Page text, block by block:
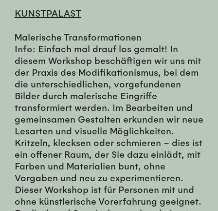
KUNSTPALAST
Malerische Transformationen
Info: Einfach mal drauf los gemalt! In
diesem Workshop beschäftigen wir uns mit
der Praxis des Modifikationismus, bei dem
die unterschiedlichen, vorgefundenen
Bilder durch malerische Eingriffe
transformiert werden. Im Bearbeiten und
gemeinsamen Gestalten erkunden wir neue
Lesarten und visuelle Möglichkeiten.
Kritzeln, klecksen oder schmieren – dies ist
ein offener Raum, der Sie dazu einlädt, mit
Farben und Materialien bunt, ohne
Vorgaben und neu zu experimentieren.
Dieser Workshop ist für Personen mit und
ohne künstlerische Vorerfahrung geeignet.